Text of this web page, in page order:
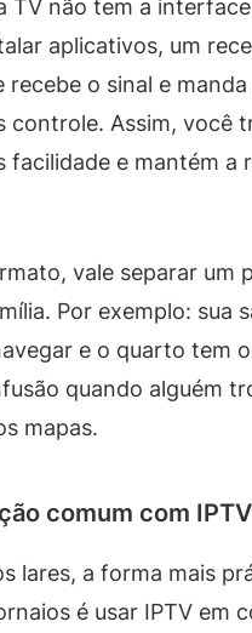
TV não tem a
aplicativos, um
recebe o sinal e
controle. Assim, você
facilidade e mantém a
vale separar um
Por exemplo: sua
e o quarto tem
quando alguém
mapas.
comum com IPTV
lares, a forma mais
é usar IPTV em